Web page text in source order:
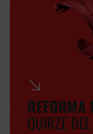
REFORMA
QUIRZE